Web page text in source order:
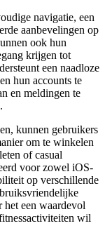
navigatie, een
aanbevelingen op
ook hun
krijgen tot
een naadloze
hun accounts te
en meldingen te
kunnen gebruikers
om te winkelen
of casual
voor zowel iOS-
op verschillende
een waardevol
wil